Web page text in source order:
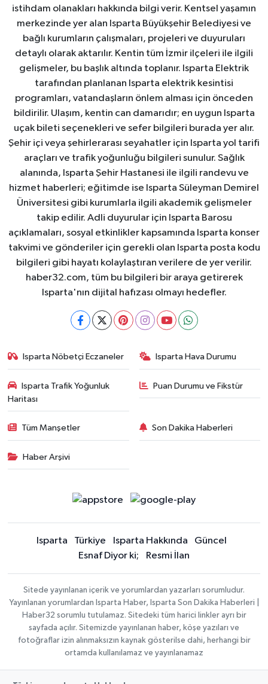
istihdam olanakları hakkında bilgi verir. Kentsel yaşamın
merkezinde yer alan Isparta Büyükşehir Belediyesi ve
bağlı kurumların çalışmaları, projeleri ve duyuruları
detaylı olarak aktarılır. Kentin tüm İzmir ilçeleri ile ilgili
gelişmeler, bu başlık altında toplanır. Isparta Elektrik
tarafından planlanan Isparta elektrik kesintisi
programları, vatandaşların önlem alması için önceden
bildirilir. Ulaşım, kentin can damarıdır; en uygun Isparta
uçak bileti seçenekleri ve sefer bilgileri burada yer alır.
Şehir içi veya şehirlerarası seyahatler için Isparta yol tarifi
araçları ve trafik yoğunluğu bilgileri sunulur. Sağlık
alanında, Isparta Şehir Hastanesi ile ilgili randevu ve
hizmet haberleri; eğitimde ise Isparta Süleyman Demirel
Üniversitesi gibi kurumlarla ilgili akademik gelişmeler
takip edilir. Adli duyurular için Isparta Barosu
açıklamaları, sosyal etkinlikler kapsamında Isparta konser
takvimi ve gönderiler için gerekli olan Isparta posta kodu
bilgileri gibi hayatı kolaylaştıran verilere de yer verilir.
haber32.com, tüm bu bilgileri bir araya getirerek
Isparta'nın dijital hafızası olmayı hedefler.
Isparta Nöbetçi Eczaneler Isparta Hava Durumu
Isparta Trafik Yoğunluk
Haritası
Puan Durumu ve Fikstür
Tüm Manşetler Son Dakika Haberleri
Haber Arşivi
Isparta Türkiye Isparta Hakkında
Güncel
Esnaf Diyor ki;
Resmi İlan
Sitede yayınlanan içerik ve yorumlardan yazarları sorumludur.
Yayınlanan yorumlardan Isparta Haber, Isparta Son Dakika Haberleri |
Haber32 sorumlu tutulamaz. Sitedeki tüm harici linkler ayrı bir
sayfada açılır. Sitemizde yayınlanan haber, köşe yazıları ve
fotoğraflar izin alınmaksızın kaynak gösterilse dahi, herhangi bir
ortamda kullanılamaz ve yayınlanamaz